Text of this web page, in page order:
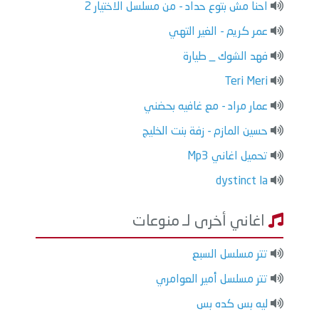
احنا مش بتوع حداد - من مسلسل الاختيار 2
عمر كريم - الغير التهي
فهد الشوك _ طيارة
Teri Meri
عمار مراد - مع غافيه بحضني
حسين المازم - زفة بنت الخليج
تحميل اغاني Mp3
dystinct la
اغاني أخرى لـ منوعات
تتر مسلسل السبع
تتر مسلسل أمير العوامري
ليه بس كده بس